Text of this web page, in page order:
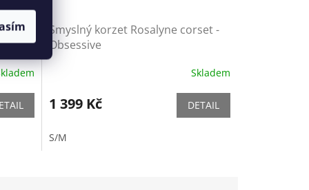
Smyslný korzet Rosalyne corset -
Obsessive
Skladem
1 399 Kč DETAIL
S/M